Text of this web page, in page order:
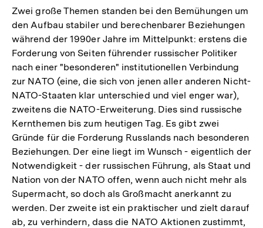
Fußnote
Zwei große Themen standen bei den Bemühungen um
den Aufbau stabiler und berechenbarer Beziehungen
während der 1990er Jahre im Mittelpunkt: erstens die
Forderung von Seiten führender russischer Politiker
nach einer "besonderen" institutionellen Verbindung
zur NATO (eine, die sich von jenen aller anderen Nicht-
NATO-Staaten klar unterschied und viel enger war),
zweitens die NATO-Erweiterung. Dies sind russische
Kernthemen bis zum heutigen Tag. Es gibt zwei
Gründe für die Forderung Russlands nach besonderen
Beziehungen. Der eine liegt im Wunsch - eigentlich der
Notwendigkeit - der russischen Führung, als Staat und
Nation von der NATO offen, wenn auch nicht mehr als
Supermacht, so doch als Großmacht anerkannt zu
werden. Der zweite ist ein praktischer und zielt darauf
ab, zu verhindern, dass die NATO Aktionen zustimmt,